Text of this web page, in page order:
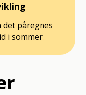
det påregnes
i sommer.